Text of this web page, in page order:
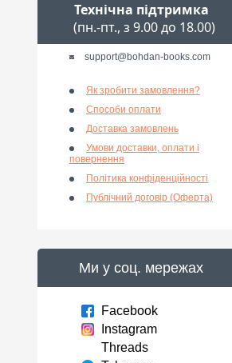
Технічна підтримка
(пн.-пт., з 9.00 до 18.00)
support@bohdan-books.com
Як зробити замовлення?
Способи оплати
Доставка замовлень
Умови доставки, оплати і
повернення
Політика конфіденційності
Публічний договір (Оферта)
Ми у соц. мережах
Facebook
Instagram
Threads